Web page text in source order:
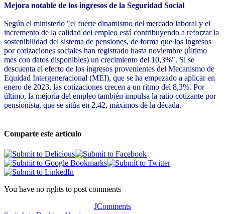
Mejora notable de los ingresos de la Seguridad Social
Según el ministerio "el fuerte dinamismo del mercado laboral y el
incremento de la calidad del empleo está contribuyendo a reforzar la
sostenibilidad del sistema de pensiones, de forma que los ingresos
por cotizaciones sociales han registrado hasta noviembre (último
mes con datos disponibles) un crecimiento del 10,3%". Si se
descuenta el efecto de los ingresos provenientes del Mecanismo de
Equidad Intergeneracional (MEI), que se ha empezado a aplicar en
enero de 2023, las cotizaciones crecen a un ritmo del 8,3%. Por
último, la mejoría del empleo también impulsa la ratio cotizante por
pensionista, que se sitúa en 2,42, máximos de la década.
Comparte este artículo
You have no rights to post comments
JComments